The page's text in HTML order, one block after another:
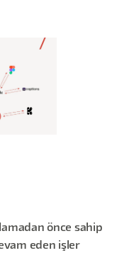
önce sahip
eden işler